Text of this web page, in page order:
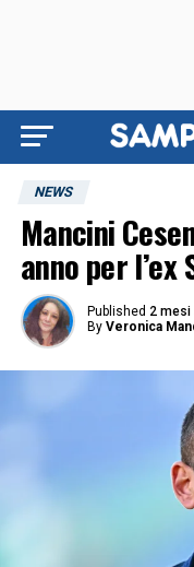
NEWS
Mancini
anno per
Published 2 mesi
By Veronica